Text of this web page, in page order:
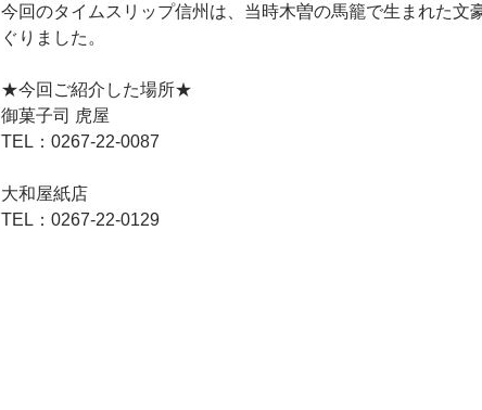
今回のタイムスリップ信州は、当時木曽の馬籠で生まれた文
ぐりました。
★今回ご紹介した場所★
御菓子司 虎屋
TEL：0267-22-0087
大和屋紙店
TEL：0267-22-0129